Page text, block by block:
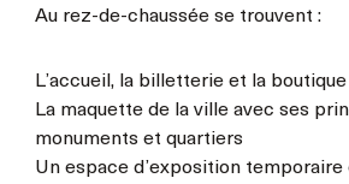
Au rez-de-chaussée se trouvent :
L’accueil, la billetterie et la boutique
La maquette de la ville avec ses
monuments et quartiers
Un espace d’exposition temporaire